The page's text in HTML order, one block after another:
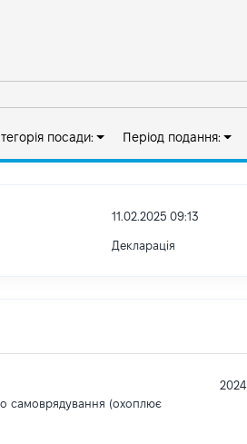
посади: Період подання:
11.02.2025 09:13
Декларація
самоврядування (охоплює
2024